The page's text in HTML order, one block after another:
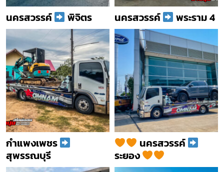
นครสวรรค์ พิจิตร นครสวรรค์ พระราม 4
กำแพงเพชร
สุพรรณบุรี
นครสวรรค์
ระยอง